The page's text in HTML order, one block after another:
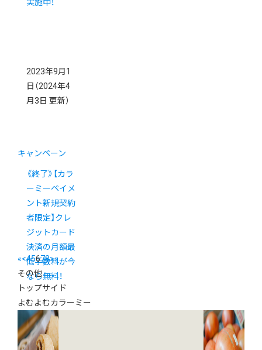
実施中！
2023年9月1
日 （2024年4
月3日 更新）
キャンペーン
《終了》【カラ
ーミーペイメ
ント新規契約
者限定】クレ
ジットカード
決済の月額最
低手数料が今
なら無料！
«<45678>»
その他
トップサイド
よむよむカラーミー